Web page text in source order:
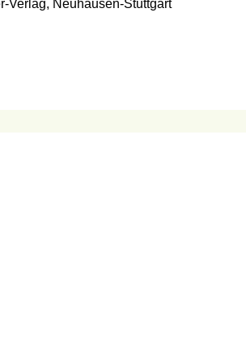
Verlag, Neuhausen-Stuttgart